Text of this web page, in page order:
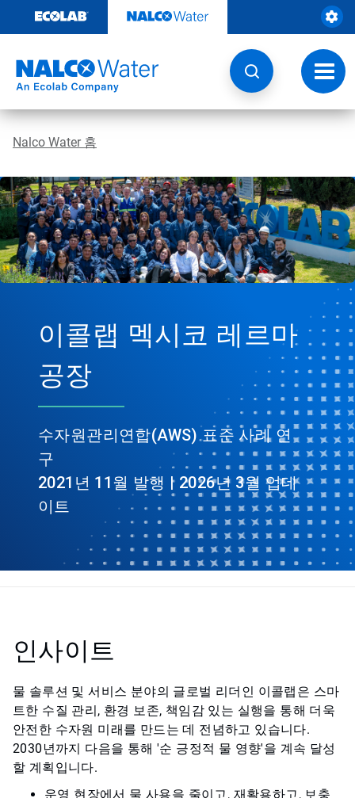
츠
기
토
글
내
비
Nalco Water 홈
이콜랩 멕시코 레르마
공장
수자원관리연합(AWS) 표준 사례 연
구
2021년 11월 발행 | 2026년 3월 업데
이트
인사이트
물 솔루션 및 서비스 분야의 글로벌 리더인 이콜랩은 스마
트한 수질 관리, 환경 보존, 책임감 있는 실행을 통해 더욱
안전한 수자원 미래를 만드는 데 전념하고 있습니다.
2030년까지 다음을 통해 '순 긍정적 물 영향'을 계속 달성
할 계획입니다.
운영 현장에서 물 사용을 줄이고, 재활용하고, 보충